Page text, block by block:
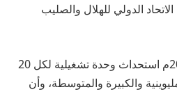
الدولي للهلال والصليب
وتستهدف الهيئة بحلول 2030م استحداث وحدة تشغيلية لكل 20
والكبيرة والمتوسطة، وأن